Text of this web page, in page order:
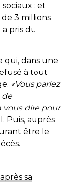
: et
3 millions
a pris du
qui, dans une
à tout
«Vous parlez
de
vous dire pour
Puis, auprès
être le
sa